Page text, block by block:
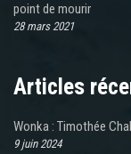
point de mourir
28 mars 2021
Articles
Wonka : Timothée
9 juin 2024